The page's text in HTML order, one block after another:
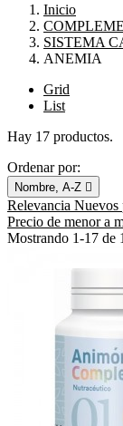
Inicio
SISTEMA
ANEMIA
Grid
List
Hay 17 productos.
Ordenar por:
Nombre, A-Z 
Relevancia Nuevos
Precio de menor a
Mostrando 1-17 de